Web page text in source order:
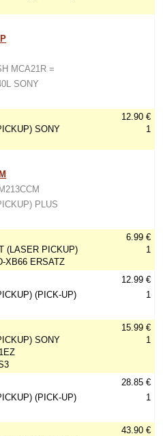
MCA21R =
SONY
SONY
12.90 €
1
PLUS
(LASER PICKUP)
XB66 ERSATZ
6.99 €
1
(PICK-UP)
12.99 €
1
SONY
15.99 €
1
(PICK-UP)
28.85 €
1
43.90 €